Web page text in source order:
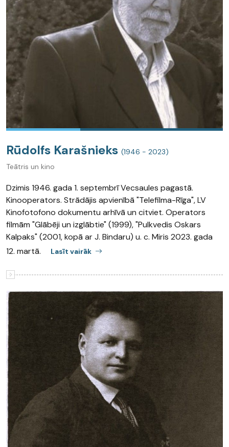
Rūdolfs Karašnieks (1946 - 2023)
Teātris un kino
Dzimis 1946. gada 1. septembrī Vecsaules pagastā.
Kinooperators. Strādājis apvienībā "Telefilma-Rīga", LV
Kinofotofono dokumentu arhīvā un citviet. Operators
filmām "Glābēji un izglābtie" (1999), "Pulkvedis Oskars
Kalpaks" (2001, kopā ar J. Bindaru) u. c. Miris 2023. gada
12. martā.
Lasīt vairāk